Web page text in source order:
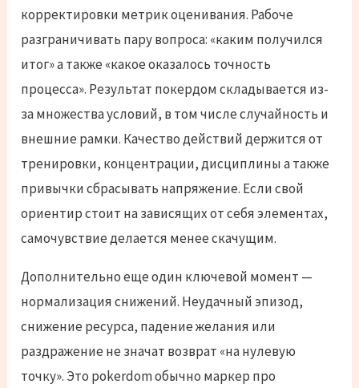
корректировки метрик оценивания. Рабоче
разграничивать пару вопроса: «каким получился
итог» а также «какое оказалось точность
процесса». Результат покердом складывается из-
за множества условий, в том числе случайность и
внешние рамки. Качество действий держится от
тренировки, концентрации, дисциплины а также
привычки сбрасывать напряжение. Если свой
ориентир стоит на зависящих от себя элементах,
самочувствие делается менее скачущим.
Дополнительно еще один ключевой момент —
нормализация снижений. Неудачный эпизод,
снижение ресурса, падение желания или
раздражение не значат возврат «на нулевую
точку». Это pokerdom обычно маркер про